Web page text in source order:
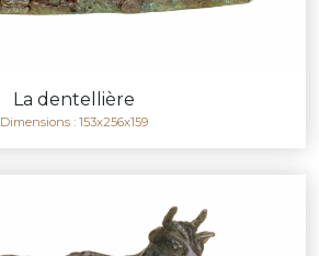
La dentellière
Dimensions : 153x256x159